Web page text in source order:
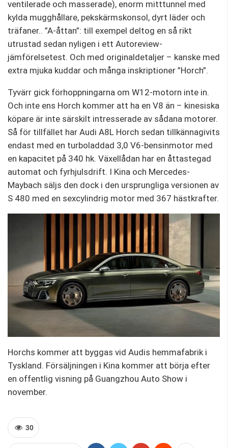
ventilerade och masserade), enorm mitttunnel med
kylda mugghållare, pekskärmskonsol, dyrt läder och
träfaner.. ”A-åttan”: till exempel deltog en så rikt
utrustad sedan nyligen i ett Autoreview-
jämförelsetest. Och med originaldetaljer – kanske med
extra mjuka kuddar och många inskriptioner ”Horch”.
Tyvärr gick förhoppningarna om W12-motorn inte in.
Och inte ens Horch kommer att ha en V8 än – kinesiska
köpare är inte särskilt intresserade av sådana motorer.
Så för tillfället har Audi A8L Horch sedan tillkännagivits
endast med en turboladdad 3,0 V6-bensinmotor med
en kapacitet på 340 hk. Växellådan har en åttastegad
automat och fyrhjulsdrift. I Kina och Mercedes-
Maybach säljs den dock i den ursprungliga versionen av
S 480 med en sexcylindrig motor med 367 hästkrafter.
Horchs kommer att byggas vid Audis hemmafabrik i
Tyskland. Försäljningen i Kina kommer att börja efter
en offentlig visning på Guangzhou Auto Show i
november.
30